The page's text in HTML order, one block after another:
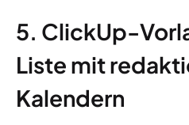
5. ClickUp-
Liste mit
Kalendern